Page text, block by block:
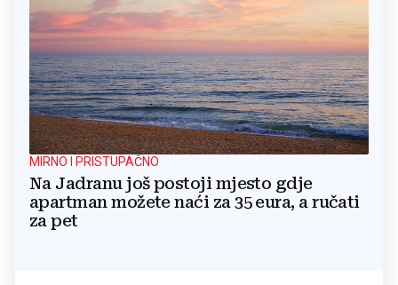
MIRNO I PRISTUPAČNO
Na Jadranu još postoji mjesto gdje
apartman možete naći za 35 eura, a ručati
za pet